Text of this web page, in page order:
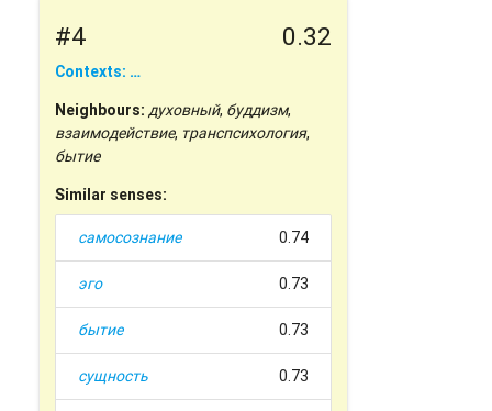
#4 0.32
Contexts: …
Neighbours: духовный, буддизм,
взаимодействие, транспсихология,
бытие
Similar senses:
самосознание 0.74
эго 0.73
бытие 0.73
сущность 0.73